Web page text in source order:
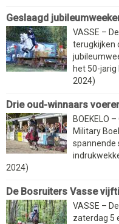
Geslaagd
VASSE –
terugkijken
het 50-jarig
2024)
Drie oud-winnaars
BOEKELO
Military
spannende
2024)
De Bosruiters Vasse
VASSE –
zaterdag 5